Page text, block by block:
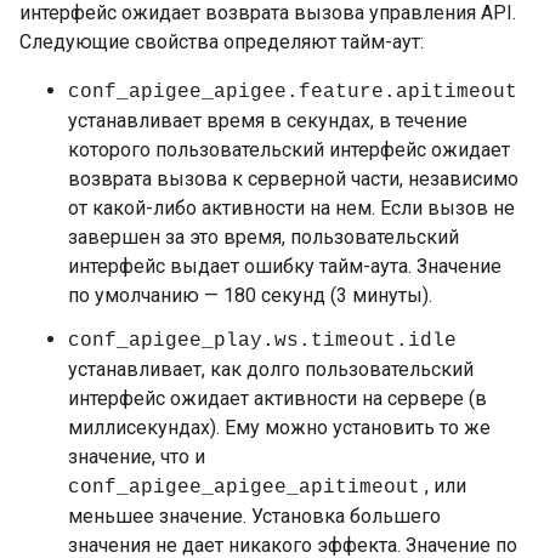
интерфейс ожидает возврата вызова управления API.
Следующие свойства определяют тайм-аут:
conf_apigee_apigee.feature.apitimeout
устанавливает время в секундах, в течение
которого пользовательский интерфейс ожидает
возврата вызова к серверной части, независимо
от какой-либо активности на нем. Если вызов не
завершен за это время, пользовательский
интерфейс выдает ошибку тайм-аута. Значение
по умолчанию — 180 секунд (3 минуты).
conf_apigee_play.ws.timeout.idle
устанавливает, как долго пользовательский
интерфейс ожидает активности на сервере (в
миллисекундах). Ему можно установить то же
значение, что и
conf_apigee_apigee_apitimeout , или
меньшее значение. Установка большего
значения не дает никакого эффекта. Значение по